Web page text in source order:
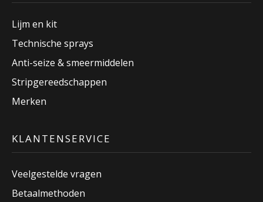
Lijm en kit
Technische sprays
Anti-seize & smeermiddelen
Stripgereedschappen
Merken
KLANTENSERVICE
Veelgestelde vragen
Betaalmethoden